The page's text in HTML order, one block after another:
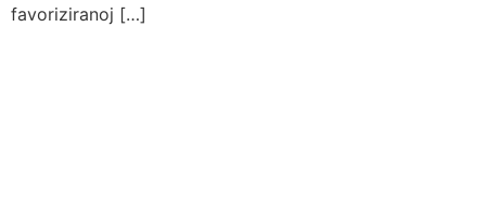
favoriziranoj […]